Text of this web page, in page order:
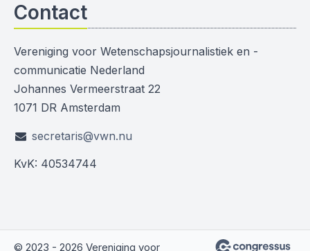
Contact
Vereniging voor Wetenschapsjournalistiek en -
communicatie Nederland
Johannes Vermeerstraat 22
1071 DR Amsterdam
secretaris@vwn.nu
KvK: 40534744
© 2023 - 2026 Vereniging voor